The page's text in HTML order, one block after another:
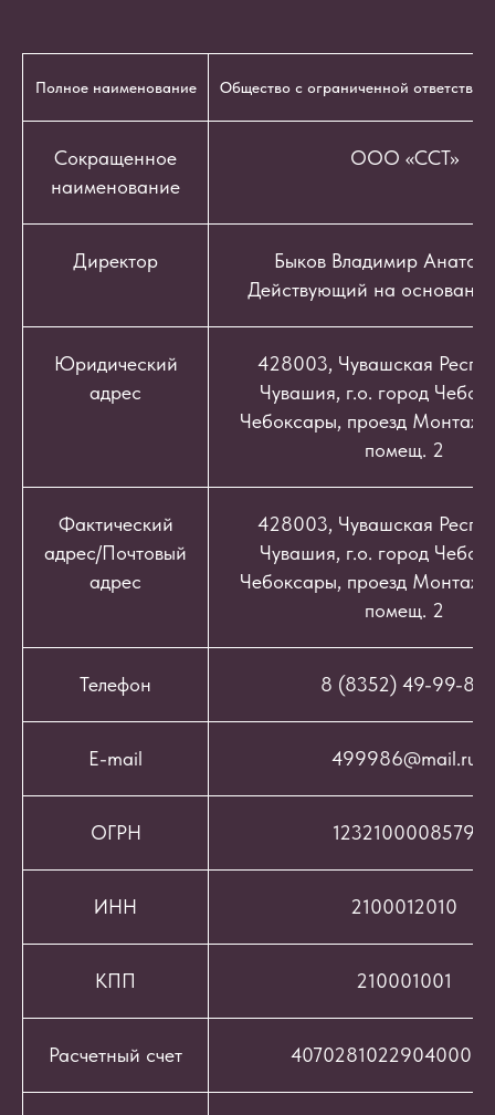
Полное наименование Общество с ограниченной
Сокращенное
наименование
ООО «ССТ»
Директор
Быков Владимир
Действующий на
Юридический
адрес
428003, Чувашская
Чувашия, г.о. город
Чебоксары, проезд
помещ. 2
Фактический
адрес/Почтовый
адрес
428003, Чувашская
Чувашия, г.о. город
Чебоксары, проезд
помещ. 2
Телефон 8 (8352) 49-99-86
E-mail 499986@mail.ru
ОГРН 1232100008579
ИНН 2100012010
КПП 210001001
Расчетный счет